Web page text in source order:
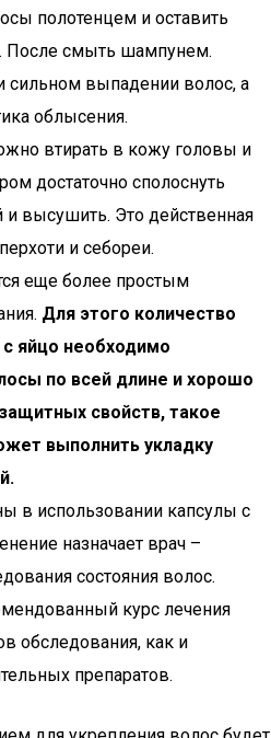
полотенцем и оставить
После смыть шампунем.
сильном выпадении волос, а
облысения.
втирать в кожу головы и
достаточно сполоснуть
и высушить. Это действенная
и себореи.
еще более простым
Для этого количество
яйцо необходимо
по всей длине и хорошо
свойств, такое
выполнить укладку
в использовании капсулы с
назначает врач –
состояния волос.
курс лечения
обследования, как и
препаратов.